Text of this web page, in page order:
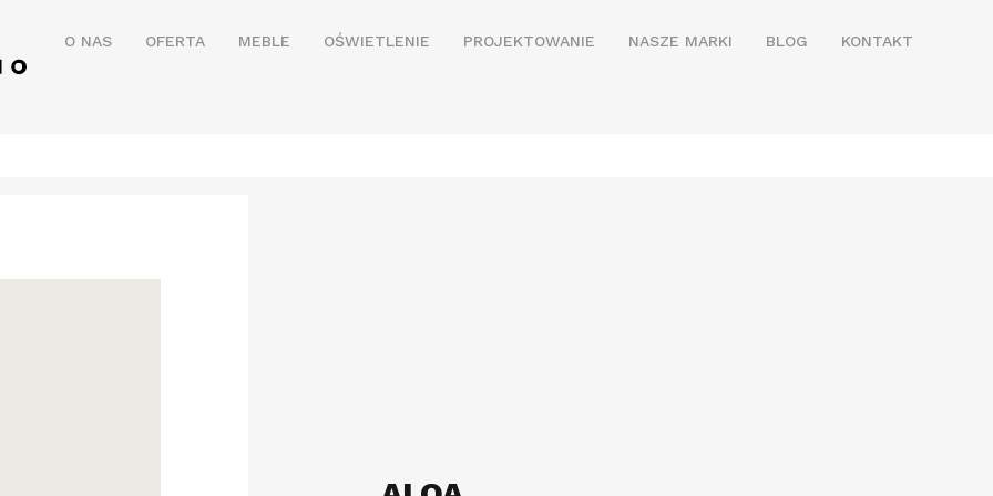
O NAS OFERTA MEBLE OŚWIETLENIE PROJEKTOWANIE NASZE MARKI BLOG KONTAKT